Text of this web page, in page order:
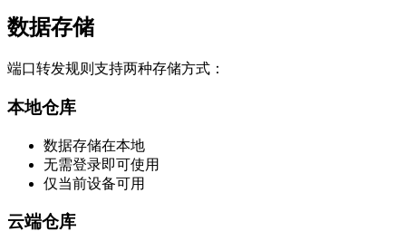
数据存储
端口转发规则支持两种存储方式：
本地仓库
数据存储在本地
无需登录即可使用
仅当前设备可用
云端仓库